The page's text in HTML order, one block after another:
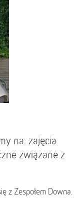
na: zajęcia
związane z
z Zespołem Downa.